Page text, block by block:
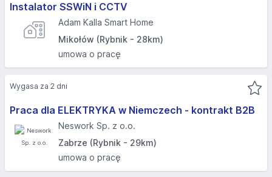
Instalator SSWiN i CCTV
Adam Kalla Smart Home
Mikołów (Rybnik - 28km)
umowa o pracę
Praca dla ELEKTRYKA w Niemczech - kontrakt B2B
Neswork Sp. z o.o.
Zabrze (Rybnik - 29km)
umowa o pracę
Wygasa za 2 dni